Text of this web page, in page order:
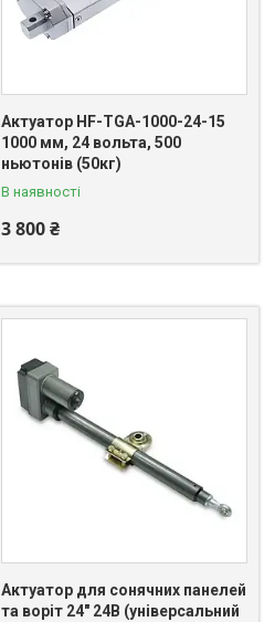
Актуатор HF-TGA-1000-24-15
1000 мм, 24 вольта, 500
ньютонів (50кг)
В наявності
3 800 ₴
Актуатор для сонячних панелей
та воріт 24" 24В (універсальний